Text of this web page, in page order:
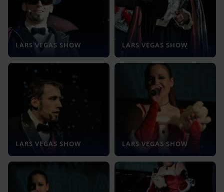
LARS VEGAS SHOW LARS VEGAS SHOW
LARS VEGAS SHOW LARS VEGAS SHOW